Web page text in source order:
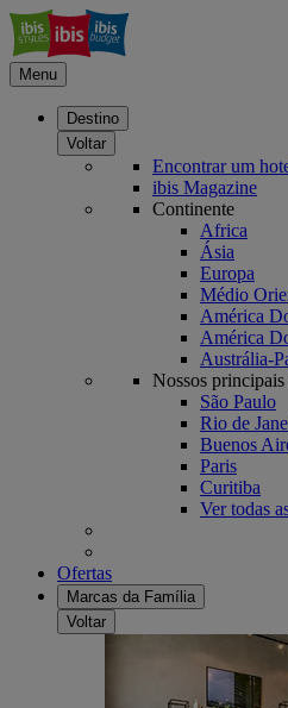
Menu
Destino
Voltar
Encontrar um
ibis Magazine
Continente
Africa
Ásia
Europa
Médio
América
América
Austrália-
Nossos principais
São Paulo
Rio de
Buenos
Paris
Curitiba
Ver todas
Ofertas
Marcas da Família
Voltar